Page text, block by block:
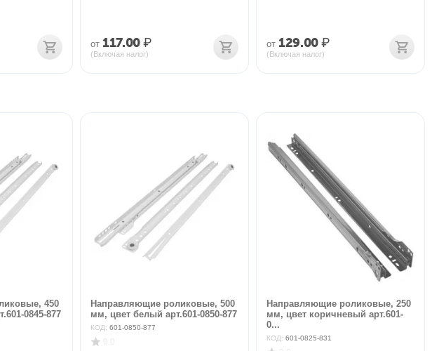
от 117.00₽
(Включая налог)
от 129.00₽
(Включая налог)
450
0845-877
Направляющие роликовые, 500
мм, цвет белый арт.601-0850-877
КОД: 601-0850-877
Направляющие роликовые, 250
мм, цвет коричневый арт.601-
0...
КОД: 601-0825-831